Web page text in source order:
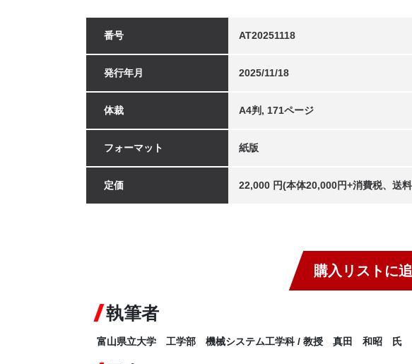
番号 AT20251118
発行年月 2025/11/18
体裁 A4判, 171ページ
フォーマット 紙版
定価 22,000 円(本体20,000円+消費税、送
購入リストに
執筆者
富山県立大学 工学部 機械システム工学科 / 教授 真田 和昭 氏